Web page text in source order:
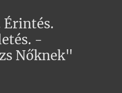
Érintés.
-
Nőknek"